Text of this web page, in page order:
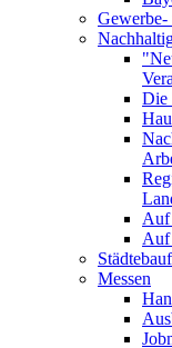
Gewerbe-
Die
Auf
Auf
Messen